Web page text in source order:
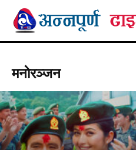
मनाेरञ्जन